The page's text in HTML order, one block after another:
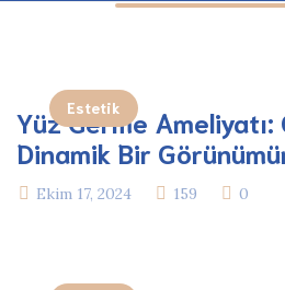
Estetik
Yüz Germe Ameliyatı:
Dinamik Bir
Ekim 17, 2024 159 0